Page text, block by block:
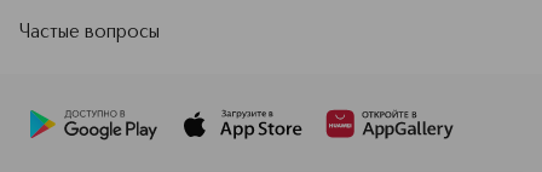
Частые вопросы